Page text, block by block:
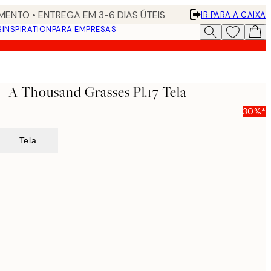
• ENTREGA EM 3-6 DIAS ÚTEIS
IR PARA A CAIXA
INSPIRATIONPARA EMPRESAS
A Thousand Grasses Pl.17 Tela
30%*
Tela